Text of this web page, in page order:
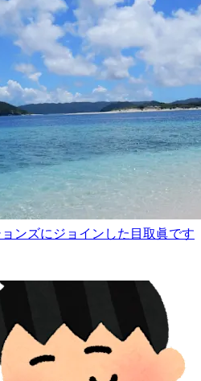
ンズにジョインした目取眞です